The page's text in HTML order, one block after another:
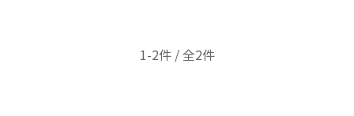
1-2件 / 全2件